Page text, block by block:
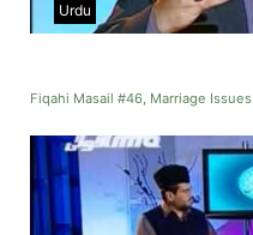
Urdu
Fiqahi Masail #46, Marriage Issues